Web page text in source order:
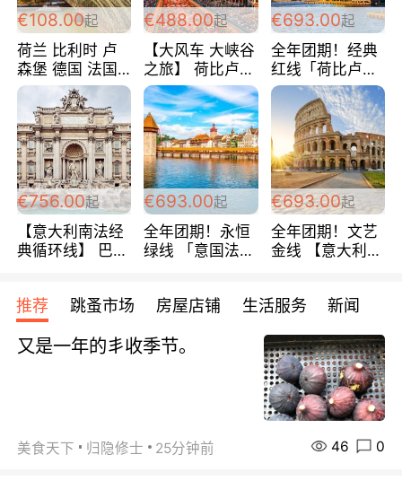
€108.00起
荷兰 比利时 卢
森堡 德国 法国
超爽玩遍西欧 循
环线 全程四星宾
馆 108欧/人/天
€488.00起
【大风车 大峡谷
之旅】 荷比卢德
法 巴黎上下 经
典五国四日游
488欧/人
€693.00起
全年团期！经典
红线「荷比卢德
法」七天循环 五
国 仅售99欧/人/
天！巴黎上下！
包拼房~
€756.00起
【意大利南法经
典循环线】 巴黎
宾馆 108欧/天起
全程756欧/位
€693.00起
全年团期！永恒
绿线 「意国法
欧/天起 ~包拼房
€693.00起
全年团期！文艺
金线 【意大利一
每周铁发！
推荐 跳蚤市场 房屋店铺 生活服务 新闻
又是一年的丯收季节。
美食天下 归隐修士 25分钟前 46 0